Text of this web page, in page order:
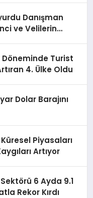
Danışman
ve Velilerin
Döneminde Turist
4. Ülke Oldu
Dolar Barajını
Piyasaları
Artıyor
6 Ayda 9.1
Rekor Kırdı